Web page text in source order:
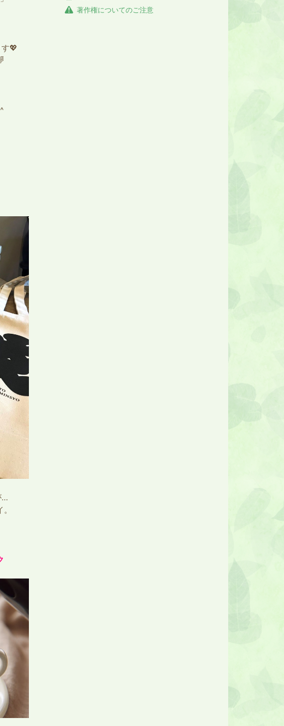
💖
…
著作権についてのご注意